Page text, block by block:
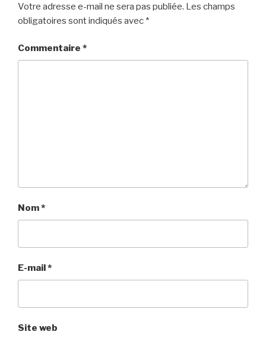
Votre adresse e-mail ne sera pas publiée. Les champs
obligatoires sont indiqués avec *
Commentaire *
Nom*
E-mail*
Site web